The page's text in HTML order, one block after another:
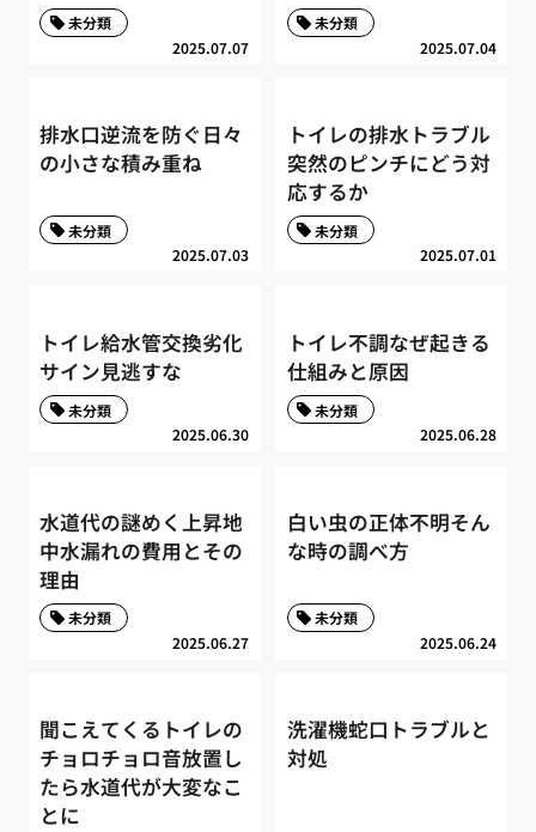
2025.07.07
未分類
2025.07.04
未分類
排水口逆流を防ぐ日々
の小さな積み重ね
2025.07.03
未分類
トイレの排水トラブル
突然のピンチにどう対
応するか
2025.07.01
未分類
トイレ給水管交換劣化
サイン見逃すな
2025.06.30
未分類
トイレ不調なぜ起きる
仕組みと原因
2025.06.28
未分類
水道代の謎めく上昇地
中水漏れの費用とその
理由
2025.06.27
未分類
白い虫の正体不明そん
な時の調べ方
2025.06.24
未分類
聞こえてくるトイレの
チョロチョロ音放置し
たら水道代が大変なこ
とに
洗濯機蛇口トラブルと
対処